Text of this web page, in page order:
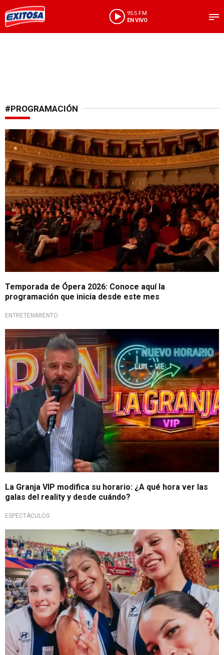
95.5 FM
EN VIVO
#PROGRAMACIÓN
Atención con las fechas
Temporada de Ópera 2026: Conoce aquí la
programación que inicia desde este mes
ENTRETENIMIENTO
Cambio en programación
La Granja VIP modifica su horario: ¿A qué hora ver las
galas del reality y desde cuándo?
ESPECTÁCULOS
Imperdible